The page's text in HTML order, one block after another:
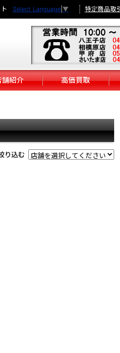
Select Language ▼ 特定商品取引
舗紹介 高価買取
り込む